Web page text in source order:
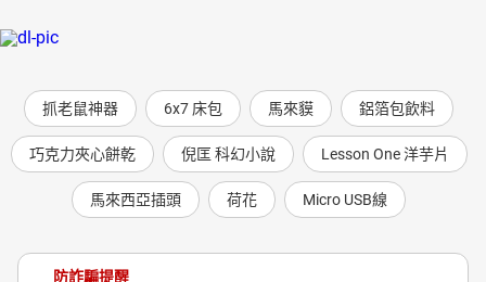
抓老鼠神器 6x7 床包 馬來貘 鋁箔包飲料
巧克力夾心餅乾 倪匡 科幻小說 Lesson One 洋芋片
馬來西亞插頭 荷花 Micro USB線
防詐騙提醒